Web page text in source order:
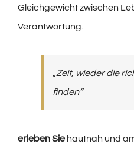
Gleichgewicht zwischen
Verantwortung.
„Zeit, wieder die
finden“
erleben Sie hautnah und